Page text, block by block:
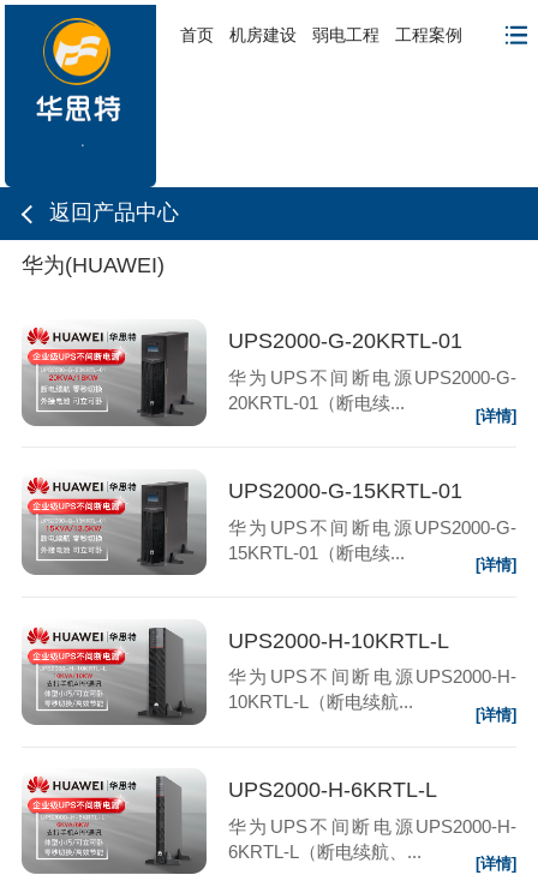
首页 机房建设 弱电工程 工程案例
返回产品中心
华为(HUAWEI)
UPS2000-G-20KRTL-01
华为UPS不间断电源UPS2000-G-
20KRTL-01（断电续...
[详情]
UPS2000-G-15KRTL-01
华为UPS不间断电源UPS2000-G-
15KRTL-01（断电续...
[详情]
UPS2000-H-10KRTL-L
华为UPS不间断电源UPS2000-H-
10KRTL-L（断电续航...
[详情]
UPS2000-H-6KRTL-L
华为UPS不间断电源UPS2000-H-
6KRTL-L（断电续航、...
[详情]